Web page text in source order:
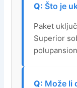
Što je
Paket
Superior
Može li